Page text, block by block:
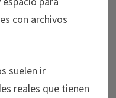
con archivos
suelen ir
reales que tienen